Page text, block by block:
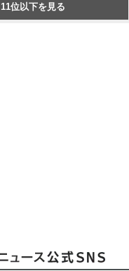
11位以下を見る